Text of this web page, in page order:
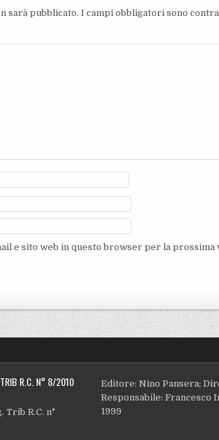
sarà pubblicato. I campi obbligatori sono
e sito web in questo browser per la prossima
R.C. N° 8/2010
Trib R.C. n°
Editore: Nino Pansera;
Responsabile: Francesco
1999